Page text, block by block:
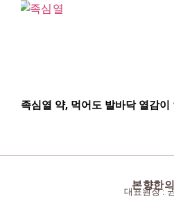
족심열 약, 먹어도 발바닥 열감이
본향한
대표원장 :